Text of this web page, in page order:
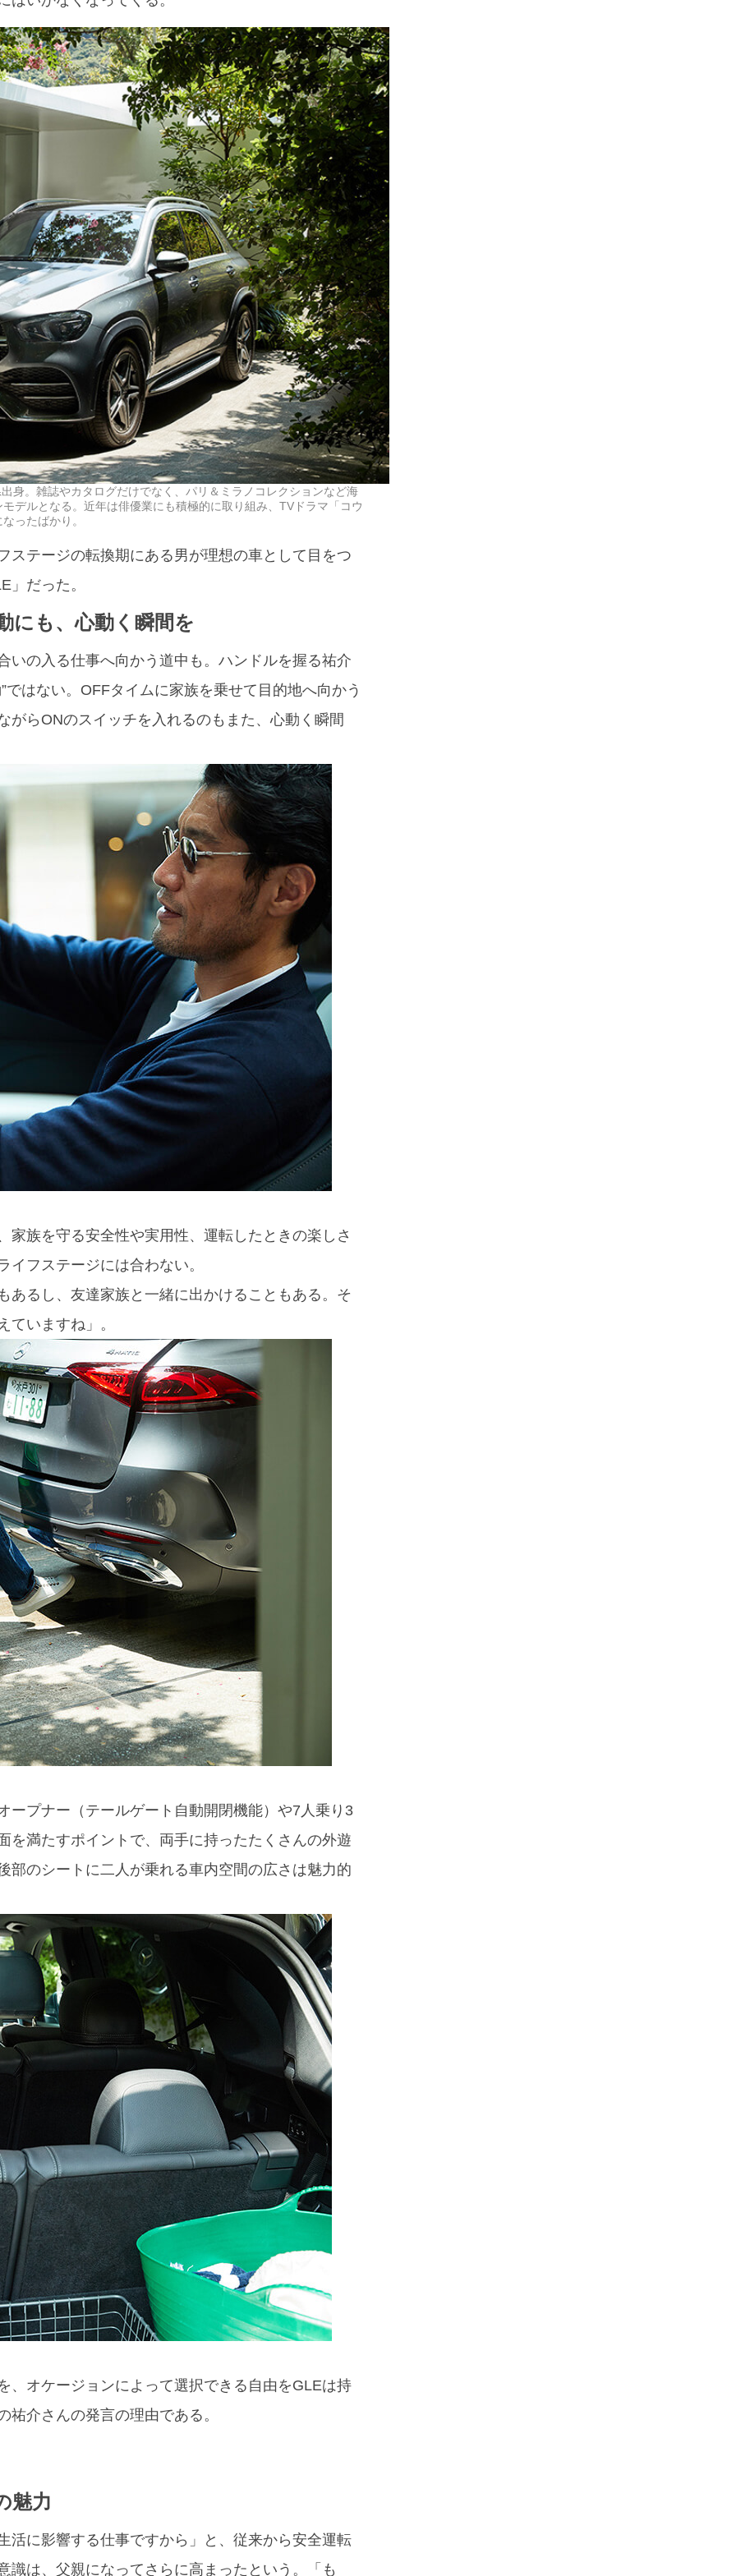
身。雑誌やカタログだけでなく、パリ＆ミラノコレクションなど海
デルとなる。近年は俳優業にも積極的に取り組み、TVドラマ「コウ
ったばかり。
ステージの転換期にある男が理想の車として目をつ
」だった。
にも、心動く瞬間を
いの入る仕事へ向かう道中も。ハンドルを握る祐介
はない。OFFタイムに家族を乗せて目的地へ向かう
がらONのスイッチを入れるのもまた、心動く瞬間
家族を守る安全性や実用性、運転したときの楽しさ
フステージには合わない。
あるし、友達家族と一緒に出かけることもある。そ
ていますね」。
ープナー（テールゲート自動開閉機能）や7人乗り3
を満たすポイントで、両手に持ったたくさんの外遊
部のシートに二人が乗れる車内空間の広さは魅力的
、オケージョンによって選択できる自由をGLEは持
介さんの発言の理由である。
魅力
活に影響する仕事ですから」と、従来から安全運転
識は、父親になってさらに高まったという。「も